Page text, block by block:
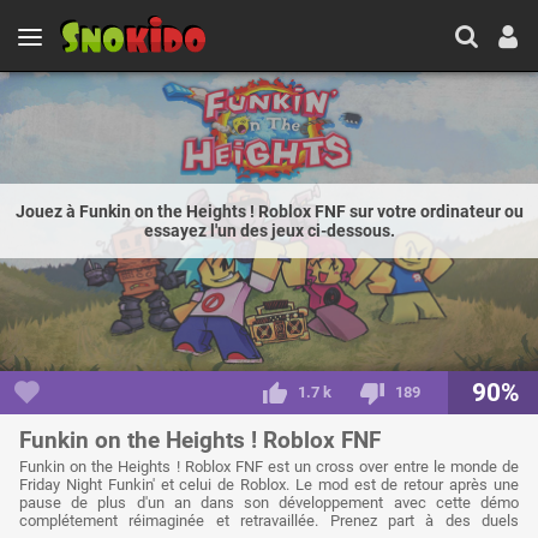
Jouez à Funkin on the Heights ! Roblox FNF sur votre ordinateur ou
essayez l'un des jeux ci-dessous.
1.7 k 189 90%
Funkin on the Heights ! Roblox FNF
Funkin on the Heights ! Roblox FNF est un cross over entre le monde de
Friday Night Funkin' et celui de Roblox. Le mod est de retour après une
pause de plus d'un an dans son développement avec cette démo
complétement réimaginée et retravaillée. Prenez part à des duels